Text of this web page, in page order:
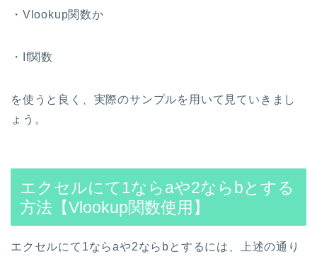
・Vlookup関数か
・If関数
を使うと良く、実際のサンプルを用いて見ていきまし
ょう。
エクセルにて1ならaや2ならbとする
方法【Vlookup関数使用】
エクセルにて1ならaや2ならbとするには、上述の通り